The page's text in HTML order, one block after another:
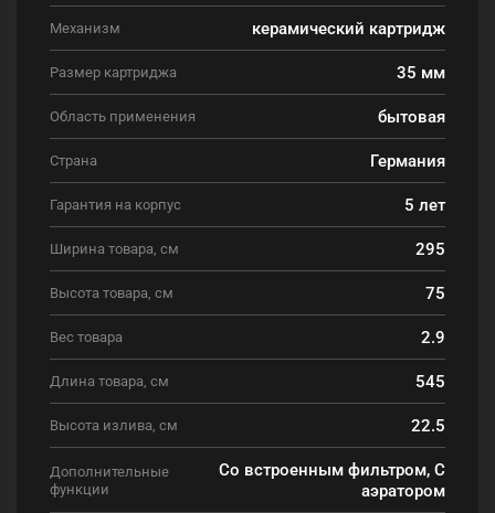
Механизм керамический картридж
Размер картриджа 35 мм
Область применения бытовая
Страна Германия
Гарантия на корпус 5 лет
Ширина товара, см 295
Высота товара, см 75
Вес товара 2.9
Длина товара, см 545
Высота излива, см 22.5
Дополнительные
функции
Со встроенным фильтром, С
аэратором